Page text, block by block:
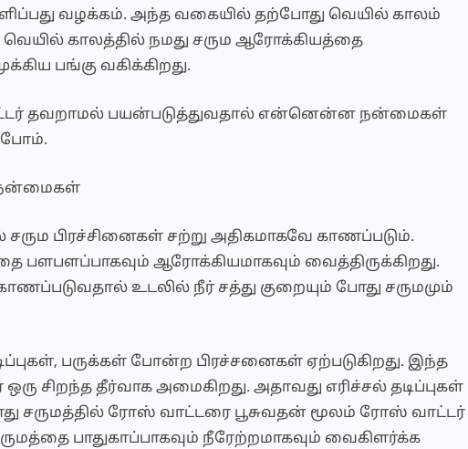
வழக்கம். அந்த வகையில் தற்போது வெயில் காலம்
காலத்தில் நமது சரும ஆரோக்கியத்தை
பங்கு வகிக்கிறது.
தவறாமல் பயன்படுத்துவதால் என்னென்ன நன்மைகள்
நன்மைகள்
பிரச்சினைகள் சற்று அதிகமாகவே காணப்படும்.
பளபளப்பாகவும் ஆரோக்கியமாகவும் வைத்திருக்கிறது.
உடலில் நீர் சத்து குறையும் போது சருமமும்
பருக்கள் போன்ற பிரச்சனைகள் ஏற்படுகிறது. இந்த
சிறந்த தீர்வாக அமைகிறது. அதாவது எரிச்சல் தடிப்புகள்
சருமத்தில் ரோஸ் வாட்டரை பூசுவதன் மூலம் ரோஸ் வாட்டர்
பாதுகாப்பாகவும் நீரேற்றமாகவும் வைகிளர்க்க